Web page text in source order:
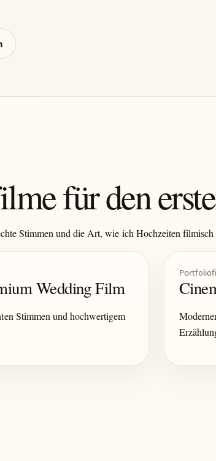
für den
Stimmen und die Art, wie ich Hochzeiten filmisch
Wedding Film
Stimmen und hochwertigem